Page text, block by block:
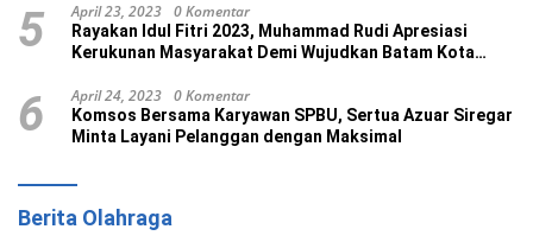
5 April 23, 2023 0 Komentar
Rayakan Idul Fitri 2023, Muhammad Rudi Apresiasi
Kerukunan Masyarakat Demi Wujudkan Batam Kota
6 April 24, 2023 0 Komentar
Komsos Bersama Karyawan SPBU, Sertua Azuar Siregar
Minta Layani Pelanggan dengan Maksimal
Berita Olahraga